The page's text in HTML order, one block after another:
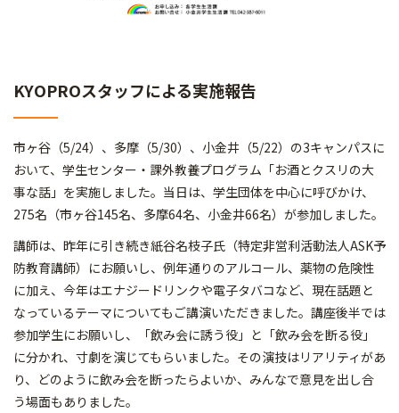
KYOPROスタッフによる実施報告
市ヶ谷（5/24）、多摩（5/30）、小金井（5/22）の3キャンパスに
おいて、学生センター・課外教養プログラム「お酒とクスリの大
事な話」を実施しました。当日は、学生団体を中心に呼びかけ、
275名（市ヶ谷145名、多摩64名、小金井66名）が参加しました。
講師は、昨年に引き続き紙谷名枝子氏（特定非営利活動法人ASK予
防教育講師）にお願いし、例年通りのアルコール、薬物の危険性
に加え、今年はエナジードリンクや電子タバコなど、現在話題と
なっているテーマについてもご講演いただきました。講座後半では
参加学生にお願いし、「飲み会に誘う役」と「飲み会を断る役」
に分かれ、寸劇を演じてもらいました。その演技はリアリティがあ
り、どのように飲み会を断ったらよいか、みんなで意見を出し合
う場面もありました。